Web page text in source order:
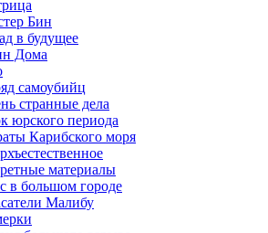
Бин
в будущее
Дома
самоубийц
странные дела
юрского периода
Карибского моря
материалы
в большом городе
Малибу